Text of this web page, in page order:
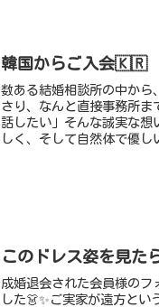
韓国からご入会🇰🇷
数ある結婚相談所の中から
さり、なんと直接事務所ま
話したい」そんな誠実な想
しく、そして自然体で優
このドレス姿を見た
成婚退会された会員様のフ
した👗✨ご実家が遠方と